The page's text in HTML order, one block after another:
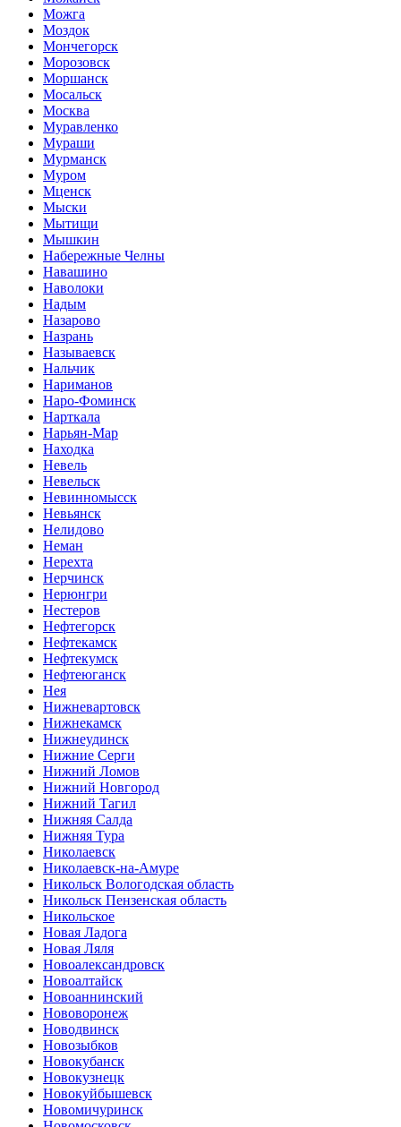
Можга
Моздок
Мончегорск
Морозовск
Моршанск
Мосальск
Москва
Муравленко
Мураши
Мурманск
Муром
Мценск
Мыски
Мытищи
Мышкин
Набережные Челны
Навашино
Наволоки
Надым
Назарово
Назрань
Называевск
Нальчик
Нариманов
Наро-Фоминск
Нарткала
Нарьян-Мар
Находка
Невель
Невельск
Невинномысск
Невьянск
Нелидово
Неман
Нерехта
Нерчинск
Нерюнгри
Нестеров
Нефтегорск
Нефтекамск
Нефтекумск
Нефтеюганск
Нея
Нижневартовск
Нижнекамск
Нижнеудинск
Нижние Серги
Нижний Ломов
Нижний Новгород
Нижний Тагил
Нижняя Салда
Нижняя Тура
Николаевск
Николаевск-на-Амуре
Никольск Вологодская область
Никольск Пензенская область
Никольское
Новая Ладога
Новая Ляля
Новоалександровск
Новоалтайск
Новоаннинский
Нововоронеж
Новодвинск
Новозыбков
Новокубанск
Новокузнецк
Новокуйбышевск
Новомичуринск